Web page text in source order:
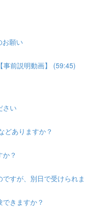
お願い
事前説明動画】 (59:45)
さい
どありますか？
？
すが、別日で受けられ
きますか？